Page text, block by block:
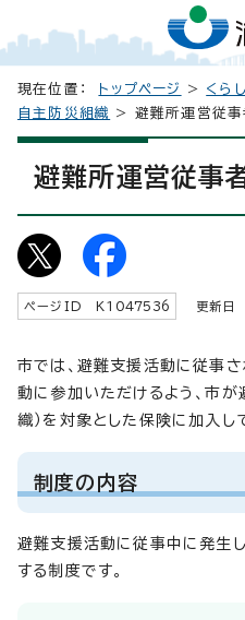
現在位置： トップページ > くら
自主防災組織
> 避難所運営従事
避難所運営従事
ページID K 1047536 更新日
市では、避難支援活動に従事
動に参加いただけるよう、市
織）を対象とした保険に加入し
制度の内容
避難支援活動に従事中に発生
する制度です。